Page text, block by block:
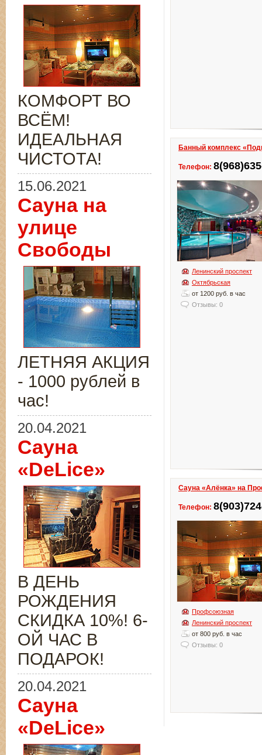
Банный комплекс
Телефон:
Ленинский проспект
Октябрьская
от 1200 руб. в час
Отзывы: 0
Сауна «Алёнка» на
Телефон:
Профсоюзная
Ленинский проспект
от 800 руб. в час
Отзывы: 0
КОМФОРТ ВО
ВСЁМ!
ИДЕАЛЬНАЯ
ЧИСТОТА!
15.06.2021
Сауна на
улице
Свободы
ЛЕТНЯЯ АКЦИЯ
- 1000 рублей в
час!
20.04.2021
Сауна
«DeLice»
В ДЕНЬ
РОЖДЕНИЯ
СКИДКА 10%! 6-
ОЙ ЧАС В
ПОДАРОК!
20.04.2021
Сауна
«DeLice»